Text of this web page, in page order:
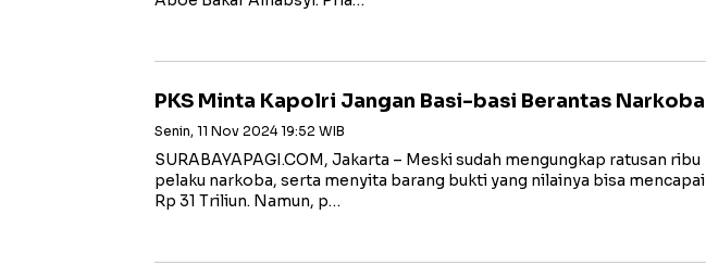
PKS Minta Kapolri Jangan Basi-basi Berantas Narkoba
Senin, 11 Nov 2024 19:52 WIB
SURABAYAPAGI.COM, Jakarta – Meski sudah mengungkap ratusan ribu
pelaku narkoba, serta menyita barang bukti yang nilainya bisa mencapai
Rp 31 Triliun. Namun, p…